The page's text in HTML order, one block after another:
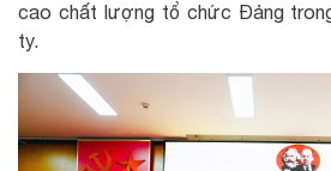
cao chất lượng tổ chức Đảng
ty.